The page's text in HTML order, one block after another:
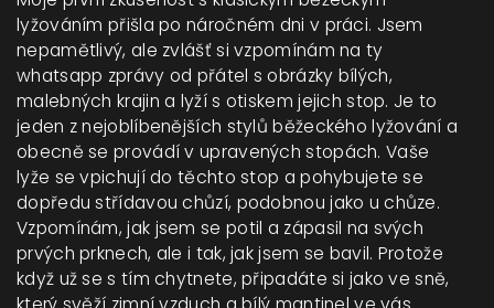
lyžováním přišla po náročném dni v práci. Jsem
nepamětlivý, ale zvlášť si vzpomínám na ty
whatsapp zprávy od přátel s obrázky bílých,
malebných krajin a lyží s otiskem jejich stop. Je to
jeden z nejoblíbenějších stylů běžeckého lyžování a
obecně se provádí v upravených stopách. Vaše
lyže se vpichují do těchto stop a pohybujete se
dopředu střídavou chůzí, podobnou jako u chůze.
Vzpomínám, jak jsem se potil a zápasil na svých
prvých prknech, ale i tak, jak jsem se bavil. Protože
když už se s tím chytnete, připadáte si jako ve sně,